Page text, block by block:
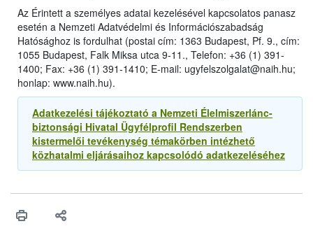
Az Érintett a személyes adatai kezelésével kapcsolatos panasz
esetén a Nemzeti Adatvédelmi és Információszabadság
Hatósághoz is fordulhat (postai cím: 1363 Budapest, Pf. 9., cím:
1055 Budapest, Falk Miksa utca 9-11., Telefon: +36 (1) 391-
1400; Fax: +36 (1) 391-1410; E-mail: ugyfelszolgalat@naih.hu;
honlap: www.naih.hu).
Adatkezelési tájékoztató a Nemzeti Élelmiszerlánc-
biztonsági Hivatal Ügyfélprofil Rendszerben
kistermelői tevékenység témakörben intézhető
közhatalmi eljárásaihoz kapcsolódó adatkezeléséhez